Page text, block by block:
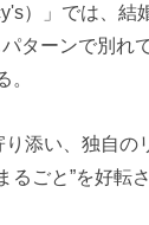
）」では、結
ターンで別れ
添い、独自の
ごと”を好転